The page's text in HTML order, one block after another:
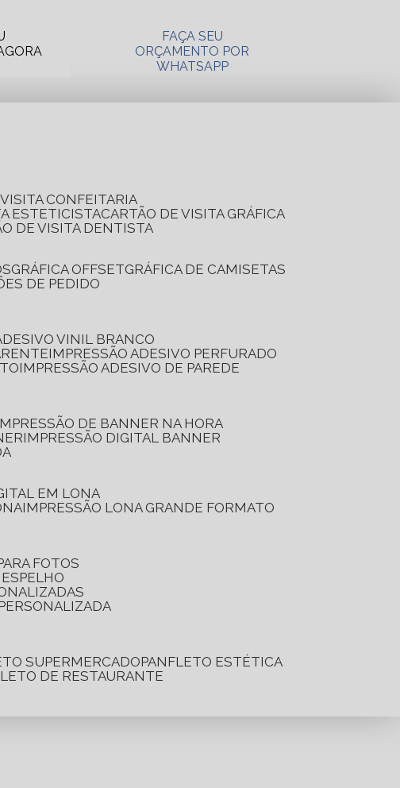
FAÇA SEU
ORÇAMENTO POR
WHATSAPP
VISITA CONFEITARIA
ESTETICISTA CARTÃO DE VISITA GRÁFICA
DE VISITA DENTISTA
GRÁFICA OFFSET
GRÁFICA DE CAMISETAS
DE PEDIDO
VINIL BRANCO
IMPRESSÃO ADESIVO PERFURADO
IMPRESSÃO ADESIVO DE PAREDE
IMPRESSÃO DE BANNER NA HORA
IMPRESSÃO DIGITAL BANNER
EM LONA
IMPRESSÃO LONA GRANDE FORMATO
FOTOS
SUPERMERCADO PANFLETO ESTÉTICA
DE RESTAURANTE